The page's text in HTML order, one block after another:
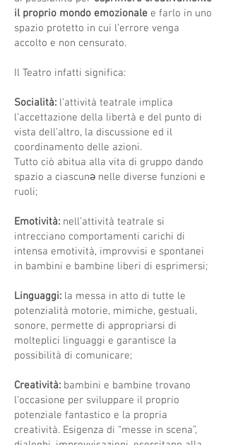
il proprio mondo emozionale e farlo in uno
spazio protetto in cui l’errore venga
accolto e non censurato.
Il Teatro infatti significa:
Socialità: l’attività teatrale implica
l’accettazione della libertà e del punto di
vista dell’altro, la discussione ed il
coordinamento delle azioni.
Tutto ciò abitua alla vita di gruppo dando
spazio a ciascunə nelle diverse funzioni e
ruoli;
Emotività: nell’attività teatrale si
intrecciano comportamenti carichi di
intensa emotività, improvvisi e spontanei
in bambini e bambine liberi di esprimersi;
Linguaggi: la messa in atto di tutte le
potenzialità motorie, mimiche, gestuali,
sonore, permette di appropriarsi di
molteplici linguaggi e garantisce la
possibilità di comunicare;
Creatività: bambini e bambine trovano
l’occasione per sviluppare il proprio
potenziale fantastico e la propria
creatività. Esigenza di “messe in scena”,